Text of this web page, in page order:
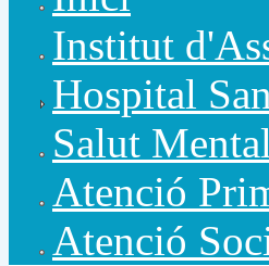
Institut
Hospital
Salut Mental
Atenció
Atenció